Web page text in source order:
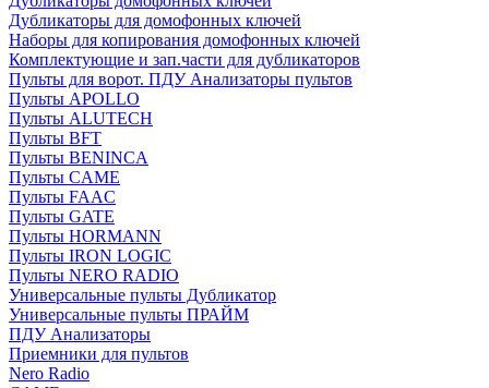
Дубликаторы для домофонных ключей
Наборы для копирования домофонных ключей
Комплектующие и зап.части для дубликаторов
Пульты для ворот. ПДУ Анализаторы пультов
Пульты APOLLO
Пульты ALUTECH
Пульты BFT
Пульты BENINCA
Пульты CAME
Пульты FAAC
Пульты GATE
Пульты HORMANN
Пульты IRON LOGIC
Пульты NERO RADIO
Универсальные пульты Дубликатор
Универсальные пульты ПРАЙМ
ПДУ Анализаторы
Приемники для пультов
Nero Radio